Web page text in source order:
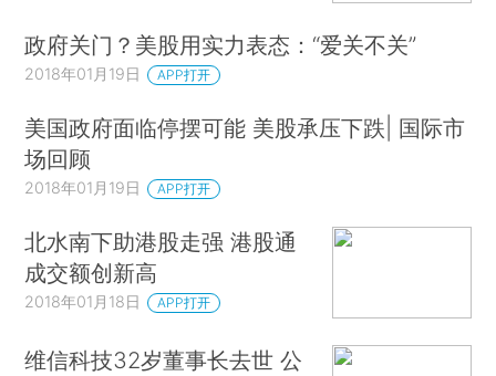
政府关门？美股用实力表态：“爱关不关”
2018年01月19日 APP打开
美国政府面临停摆可能 美股承压下跌| 国际市
场回顾
2018年01月19日 APP打开
北水南下助港股走强 港股通
成交额创新高
2018年01月18日 APP打开
维信科技32岁董事长去世 公